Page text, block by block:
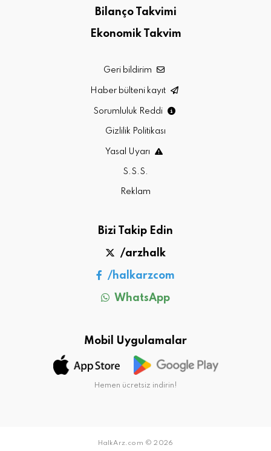
Bilanço Takvimi
Ekonomik Takvim
Geri bildirim
Haber bülteni kayıt
Sorumluluk Reddi
Gizlilik Politikası
Yasal Uyarı
S.S.S.
Reklam
Bizi Takip Edin
/arzhalk
/halkarzcom
WhatsApp
Mobil Uygulamalar
Hemen ücretsiz indirin!
HalkArz.com © 2026